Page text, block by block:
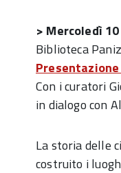
> Mercoledì
Biblioteca
Con i curatori
in dialogo con
La storia delle
costruito i